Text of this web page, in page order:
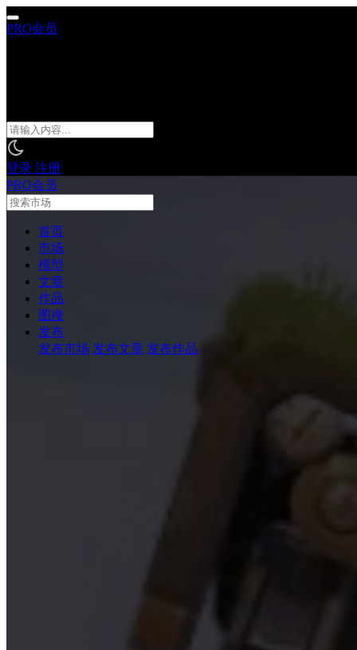
PRO会员
登录 注册
PRO会员
首页
市场
模型
文章
作品
图搜
发布
发布市场 发布文章 发布作品